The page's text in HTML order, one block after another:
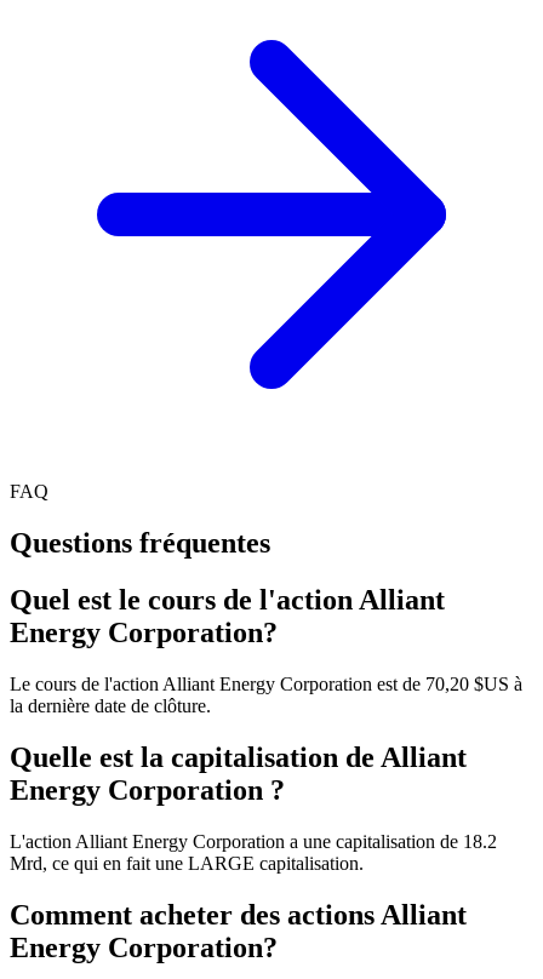
FAQ
Questions fréquentes
Quel est le cours de l'action Alliant
Energy Corporation?
Le cours de l'action Alliant Energy Corporation est de 70,20 $US à
la dernière date de clôture.
Quelle est la capitalisation de Alliant
Energy Corporation ?
L'action Alliant Energy Corporation a une capitalisation de 18.2
Mrd, ce qui en fait une LARGE capitalisation.
Comment acheter des actions Alliant
Energy Corporation?